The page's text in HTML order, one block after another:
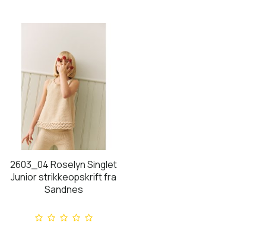
2603_04 Roselyn Singlet
Junior strikkeopskrift fra
Sandnes